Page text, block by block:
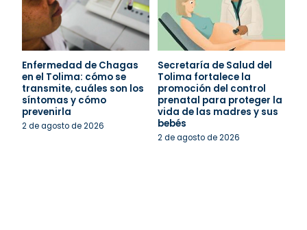
Enfermedad de Chagas
en el Tolima: cómo se
transmite, cuáles son los
síntomas y cómo
prevenirla
2 de agosto de 2026
Secretaría de Salud del
Tolima fortalece la
promoción del control
prenatal para proteger la
vida de las madres y sus
bebés
2 de agosto de 2026